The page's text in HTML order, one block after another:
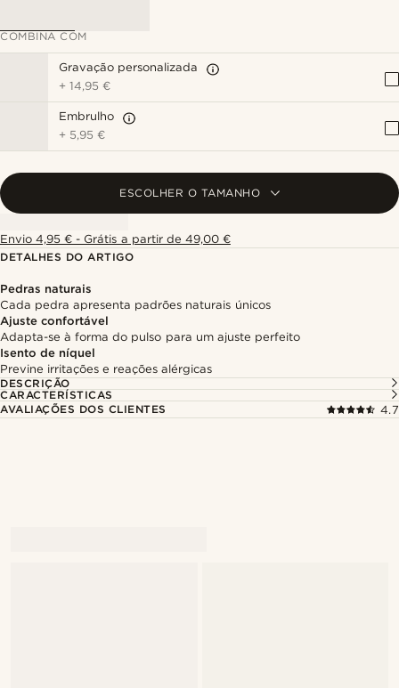
COMBINA COM
Gravação personalizada
+14,95 €
Embrulho
+ 5,95 €
ESCOLHER O TAMANHO
Envio 4,95 € - Grátis a partir de 49,00 €
DETALHES DO ARTIGO
Pedras naturais
Cada pedra apresenta padrões naturais únicos
Ajuste confortável
Adapta-se à forma do pulso para um ajuste perfeito
Isento de níquel
Previne irritações e reações alérgicas
DESCRIÇÃO
CARACTERÍSTICAS
AVALIAÇÕES DOS CLIENTES
4.7